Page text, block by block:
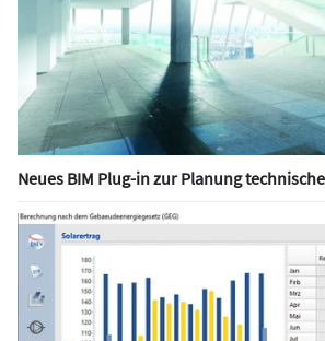
Neues BIM Plug-in zur Planung